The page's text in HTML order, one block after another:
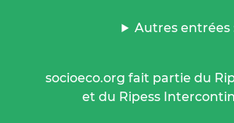
Autres entrées
socioeco.org fait partie du
et du Ripess